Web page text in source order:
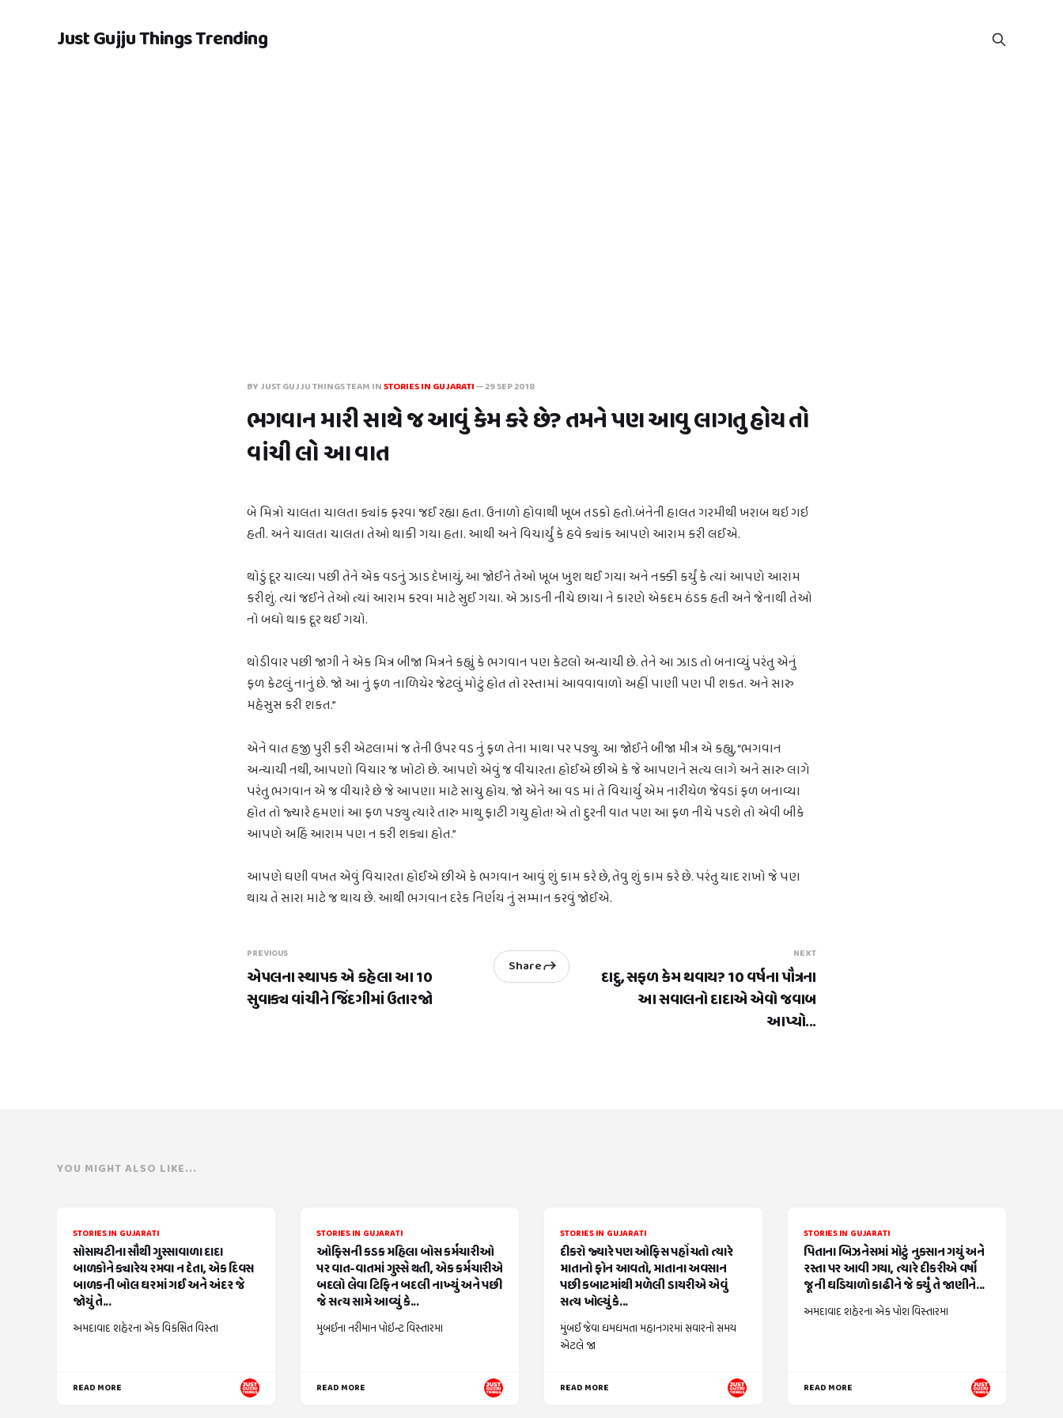
Just Gujju Things Trending
BY JUST GUJJU THINGS TEAM INSTORIES IN GUJARATI—29 SEP 2018
ભગવાન મારી સાથે જ આવું કેમ કરે છે? તમને પણ આવુ લાગતુ હોય તો
વાંચી લો આ વાત
બે મિત્રો ચાલતા ચાલતા ક્યાંક ફરવા જઈ રહ્યા હતા. ઉનાળો હોવાથી ખૂબ તડકો હતો.બંનેની હાલત ગરમીથી ખરાબ થઇ ગઇ
હતી. અને ચાલતા ચાલતા તેઓ થાકી ગયા હતા. આથી અને વિચાર્યું કે હવે ક્યાંક આપણે આરામ કરી લઈએ.
થોડું દૂર ચાલ્યા પછી તેને એક વડનું ઝાડ દેખાયું, આ જોઈને તેઓ ખૂબ ખુશ થઈ ગયા અને નક્કી કર્યું કે ત્યાં આપણે આરામ
કરીશું. ત્યાં જઈને તેઓ ત્યાં આરામ કરવા માટે સુઈ ગયા. એ ઝાડની નીચે છાયા ને કારણે એકદમ ઠંડક હતી અને જેનાથી તેઓ
નો બધો થાક દૂર થઈ ગયો.
થોડીવાર પછી જાગી ને એક મિત્ર બીજા મિત્રને કહ્યું કે ભગવાન પણ કેટલો અન્યાયી છે. તેને આ ઝાડ તો બનાવ્યું પરંતુ એનું
ફળ કેટલું નાનું છે. જો આ નું ફળ નાળિયેર જેટલું મોટું હોત તો રસ્તામાં આવવાવાળો અહીં પાણી પણ પી શકત. અને સારુ
મહેસુસ કરી શકત.”
એને વાત હજી પુરી કરી એટલામાં જ તેની ઉપર વડ નું ફળ તેના માથા પર પડ્યુ. આ જોઈને બીજા મીત્ર એ કહ્યુ, “ભગવાન
અન્યાયી નથી, આપણો વિચાર જ ખોટો છે. આપણે એવું જ વીચારતા હોઈએ છીએ કે જે આપણને સત્ય લાગે અને સારુ લાગે
પરંતુ ભગવાન એ જ વીચારે છે જે આપણા માટે સાચુ હોય. જો એને આ વડ માં તે વિચાર્યુ એમ નારીયેળ જેવડાં ફળ બનાવ્યા
હોત તો જ્યારે હમણાં આ ફળ પડ્યુ ત્યારે તારુ માથુ ફાટી ગયુ હોત! એ તો દુરની વાત પણ આ ફળ નીચે પડશે તો એવી બીકે
આપણે અહિં આરામ પણ ન કરી શક્યા હોત.”
આપણે ઘણી વખત એવું વિચારતા હોઈએ છીએ કે ભગવાન આવું શું કામ કરે છે, તેવુ શું કામ કરે છે. પરંતુ યાદ રાખો જે પણ
થાય તે સારા માટે જ થાય છે. આથી ભગવાન દરેક નિર્ણય નું સમ્માન કરવું જોઈએ.
PREVIOUS
એપલના સ્થાપક એ કહેલા આ 10
સુવાક્ય વાંચીને જિંદગીમાં ઉતારજો
Share
NEXT
દાદુ, સફળ કેમ થવાય? 10 વર્ષના પૌત્રના
આ સવાલનો દાદાએ એવો જવાબ
આપ્યો...
YOU MIGHT ALSO LIKE...
STORIES IN GUJARATI
સોસાયટીના સૌથી ગુસ્સાવાળા દાદા
બાળકોને ક્યારેય રમવા ન દેતા, એક દિવસ
બાળકની બોલ ઘરમાં ગઈ અને અંદર જે
જોયું તે...
અમદાવાદ શહેરના એક વિકસિત વિસ્તા
READ MORE
STORIES IN GUJARATI
ઓફિસની કડક મહિલા બોસ કર્મચારીઓ
પર વાત-વાતમાં ગુસ્સે થતી, એક કર્મચારીએ
બદલો લેવા ટિફિન બદલી નાખ્યું અને પછી
જે સત્ય સામે આવ્યું કે...
મુંબઈના નરીમાન પોઇન્ટ વિસ્તારમા
READ MORE
STORIES IN GUJARATI
દીકરો જ્યારે પણ ઓફિસ પહોંચતો ત્યારે
માતાનો ફોન આવતો, માતાના અવસાન
પછી કબાટમાંથી મળેલી ડાયરીએ એવું
સત્ય ખોલ્યું કે...
મુંબઈ જેવા ધમધમતા મહાનગરમાં સવારનો સમય
એટલે જા
READ MORE
STORIES IN GUJARATI
પિતાના બિઝનેસમાં મોટું નુકસાન ગયું અને
રસ્તા પર આવી ગયા, ત્યારે દીકરીએ વર્ષો
જૂની ઘડિયાળો કાઢીને જે કર્યું તે જાણીને...
અમદાવાદ શહેરના એક પોશ વિસ્તારમા
READ MORE